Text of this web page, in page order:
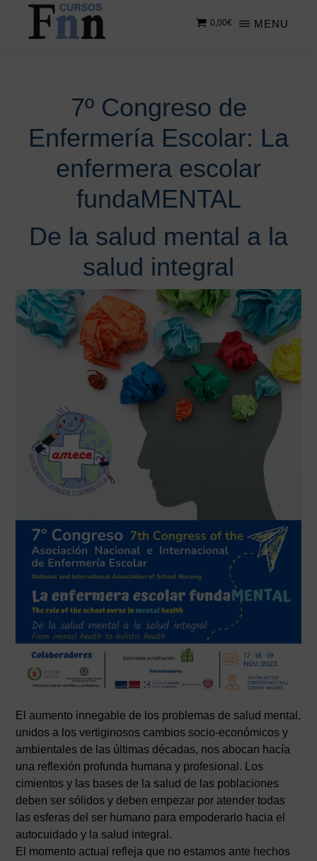
Saltar
contenido
MENU
0,00€
7º Congreso de
Enfermería Escolar: La
enfermera escolar
fundaMENTAL
De la salud mental a la
salud integral
El aumento innegable de los problemas de salud mental,
unidos a los vertiginosos cambios socio-económicos y
ambientales de las últimas décadas, nos abocan hacía
una reflexión profunda humana y profesional. Los
cimientos y las bases de la salud de las poblaciones
deben ser sólidos y deben empezar por atender todas
las esferas del ser humano para empoderarlo hacia el
autocuidado y la salud integral.
El momento actual refleja que no estamos ante hechos